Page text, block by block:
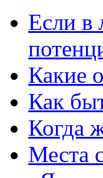
Если в
Какие
Как
Когда
Места